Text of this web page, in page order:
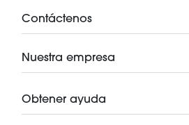
Contáctenos
Nuestra empresa
Obtener ayuda